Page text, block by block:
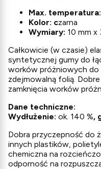
Max. temperatura:
Kolor: czarna
Wymiary: 10 mm x
Całkowicie (w czasie)
syntetycznej gumy do
worków próżniowych do
zdejmowalną folią.
zamknięcia worków
Dane techniczne:
Wydłużenie: ok. 140 %,
Dobra przyczepność do
innych plastików,
chemiczna na
odporność na